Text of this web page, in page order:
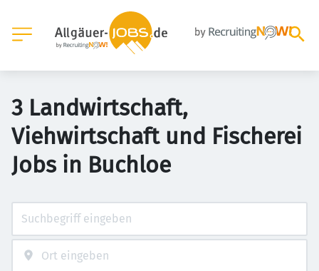
3 Landwirtschaft,
Viehwirtschaft und Fischerei
Jobs in Buchloe